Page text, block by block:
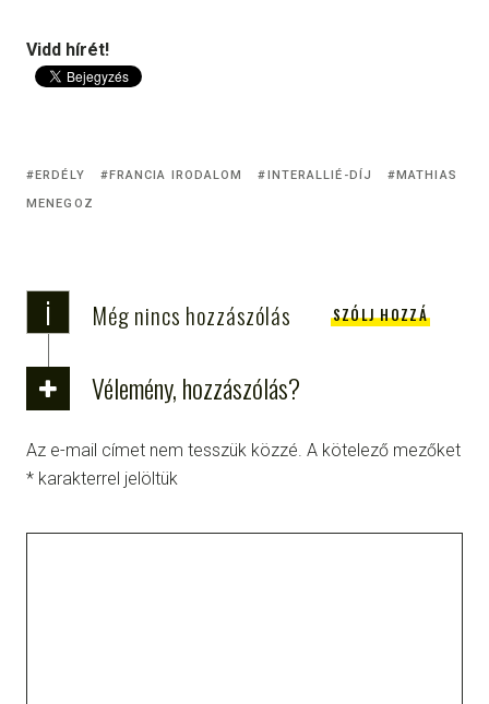
Vidd hírét!
ERDÉLY FRANCIA IRODALOM INTERALLIÉ-DÍJ
MATHIAS
MENEGOZ
i Még nincs hozzászólás SZÓLJ HOZZÁ
Vélemény, hozzászólás?
Az e-mail címet nem tesszük közzé. A kötelező mezőket
* karakterrel jelöltük